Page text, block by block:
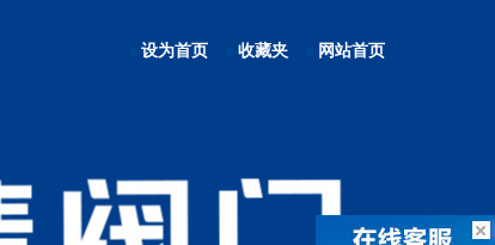
网站首页
收藏夹
设为首页